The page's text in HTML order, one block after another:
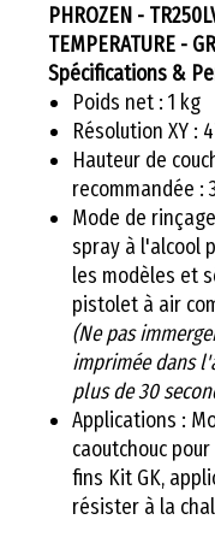
PHROZEN -
TEMPERATURE -
Spécifications &
Poids net : 1 kg
Résolution XY :
Hauteur de
recommandée :
Mode de
spray à l'alcool
les modèles et
pistolet à air
(Ne pas
imprimée dans
plus de 30
Applications :
caoutchouc
fins Kit GK,
résister à la